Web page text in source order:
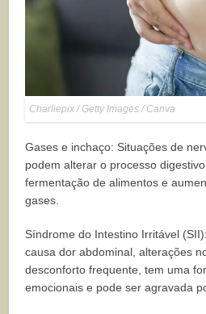
Charliepix / Getty Images / Canva
Gases e inchaço: Situações de
podem alterar o processo
fermentação de alimentos e
gases.
Síndrome do Intestino Irritável
causa dor abdominal, alterações
desconforto frequente, tem uma
emocionais e pode ser agravada